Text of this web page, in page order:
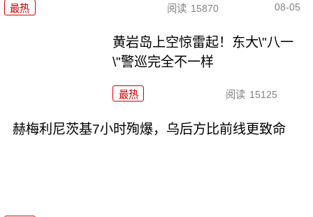
最热 阅读 15870 08-05
黄岩岛上空惊雷起！东大\"八一
\"警巡完全不一样
最热 阅读 15125
赫梅利尼茨基7小时殉爆，乌后方比前线更致命